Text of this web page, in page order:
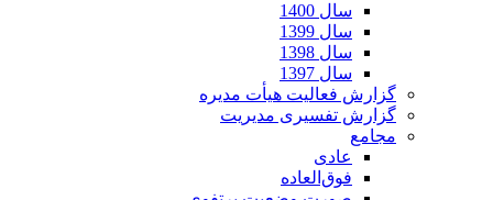
سال 1400
سال 1399
سال 1398
سال 1397
گزارش فعالیت هیأت مدیره
گزارش تفسیری مدیریت
مجامع
عادی
فوق‌العاده